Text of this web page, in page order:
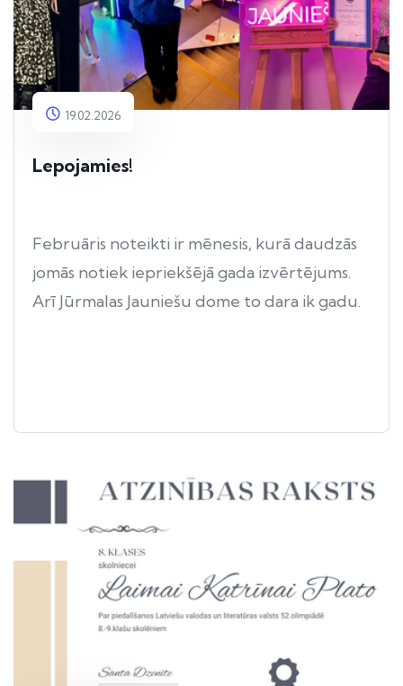
19.02.2026
Lepojamies!
Februāris noteikti ir mēnesis, kurā daudzās
jomās notiek iepriekšējā gada izvērtējums.
Arī Jūrmalas Jauniešu dome to dara ik gadu.